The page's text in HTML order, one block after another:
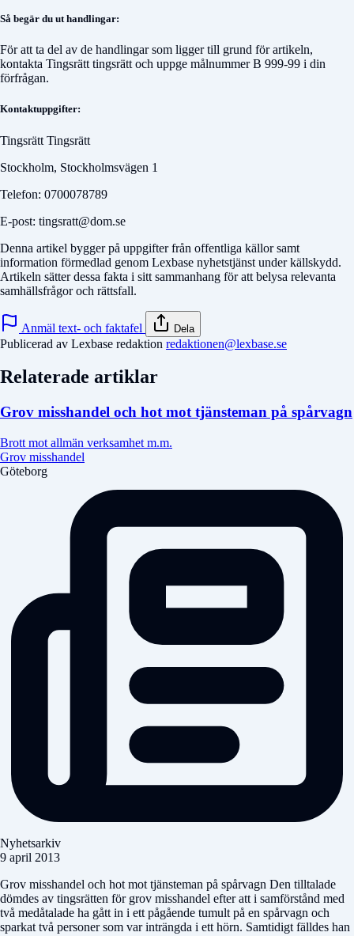
Så begär du ut handlingar:
För att ta del av de handlingar som ligger till grund för artikeln,
kontakta Tingsrätt tingsrätt och uppge målnummerB 999-99 i din
förfrågan.
Kontaktuppgifter:
Tingsrätt Tingsrätt
Stockholm, Stockholmsvägen 1
Telefon: 0700078789
E-post: tingsratt@dom.se
Denna artikel bygger på uppgifter från offentliga källor samt
information förmedlad genom Lexbase nyhetstjänst under källskydd.
Artikeln sätter dessa fakta i sitt sammanhang för att belysa relevanta
samhällsfrågor och rättsfall.
Anmäl text- och faktafel Dela
Publicerad av Lexbase redaktion redaktionen@lexbase.se
Relaterade artiklar
Grov misshandel och hot mot tjänsteman på spårvagn
Brott mot allmän verksamhet m.m.
Grov misshandel
Göteborg
Nyhetsarkiv
9 april 2013
Grov misshandel och hot mot tjänsteman på spårvagn Den tilltalade
dömdes av tingsrätten för grov misshandel efter att i samförstånd med
två medåtalade ha gått in i ett pågående tumult på en spårvagn och
sparkat två personer som var inträngda i ett hörn. Samtidigt fälldes han